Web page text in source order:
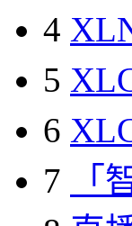
4
5
6
7
「